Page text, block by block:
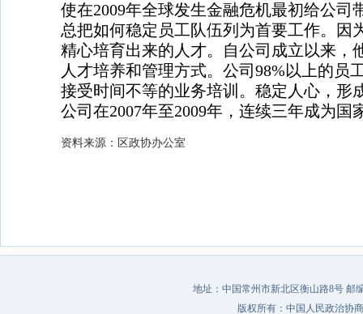
使在2009年全球发生金融危机最初给公司
总把如何稳定员工队伍列为首要工作。因
精心培育出来的人才。自公司成立以来，
人才培养和管理方式。公司 98%以上的员
接受时间不等的业务培训。稳定人心，形
公司在2007年至2009年，连续三年成为国
资料来源：区政协办公室
地址：中国常州市新北区衡山路8号 邮
版权所有：中国人民政治协